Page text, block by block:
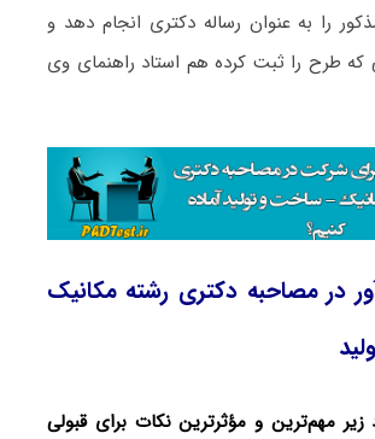
را به عنوان رساله دکتری انجام دهد و
طرح را ثبت کرده هم استاد راهنمای وی
در مصاحبه دکتری رشته مکانیک
مهم‌ترین و مؤثرترین نکات برای قبولی